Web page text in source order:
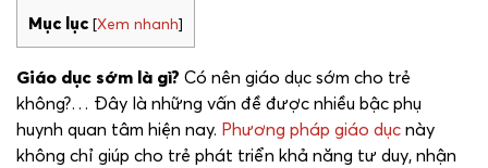
Mục lục [Xem nhanh]
Giáo dục sớm là gì? Có nên giáo dục sớm cho trẻ
không?… Đây là những vấn đề được nhiều bậc phụ
huynh quan tâm hiện nay. Phương pháp giáo dục này
không chỉ giúp cho trẻ phát triển khả năng tư duy, nhận